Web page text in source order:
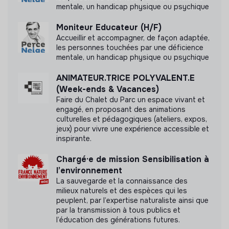
appels à projet notamment en rédigeant les bilans des
actions.
LIEUX DE TRAVAIL
Poste basé à Grigny (91)
Des déplacements ponctuels sont à prévoir en Île-de-
France
Siège de l’association basés à Evry (91)
TYPE DE CONTRAT & SALAIRE INDICATIF
000€ brut, négociable selon expérience.
Type d’emploi : CDI
Rémunération : à partir de 2 000,00€ par mois
Lieu du poste : En présentiel
Labels et certifications
Pour un réveil écologique
Pratiques et politiques internes
Avantages sociaux
Comité social et économique (CSE)
Flexibilité du travail
Couverture des frais de déménagement
Formation et développement professionnel
Initiatives éco-responsables
mentale, un handicap physique ou psychique
Moniteur Educateur (H/F)
Accueillir et accompagner, de façon adaptée,
les personnes touchées par une déficience
mentale, un handicap physique ou psychique
ANIMATEUR.TRICE POLYVALENT.E
(Week-ends & Vacances)
Faire du Chalet du Parc un espace vivant et
engagé, en proposant des animations
culturelles et pédagogiques (ateliers, expos,
jeux) pour vivre une expérience accessible et
inspirante.
Chargé·e de mission Sensibilisation à
l’environnement
La sauvegarde et la connaissance des
milieux naturels et des espèces qui les
peuplent, par l’expertise naturaliste ainsi que
par la transmission à tous publics et
l’éducation des générations futures.